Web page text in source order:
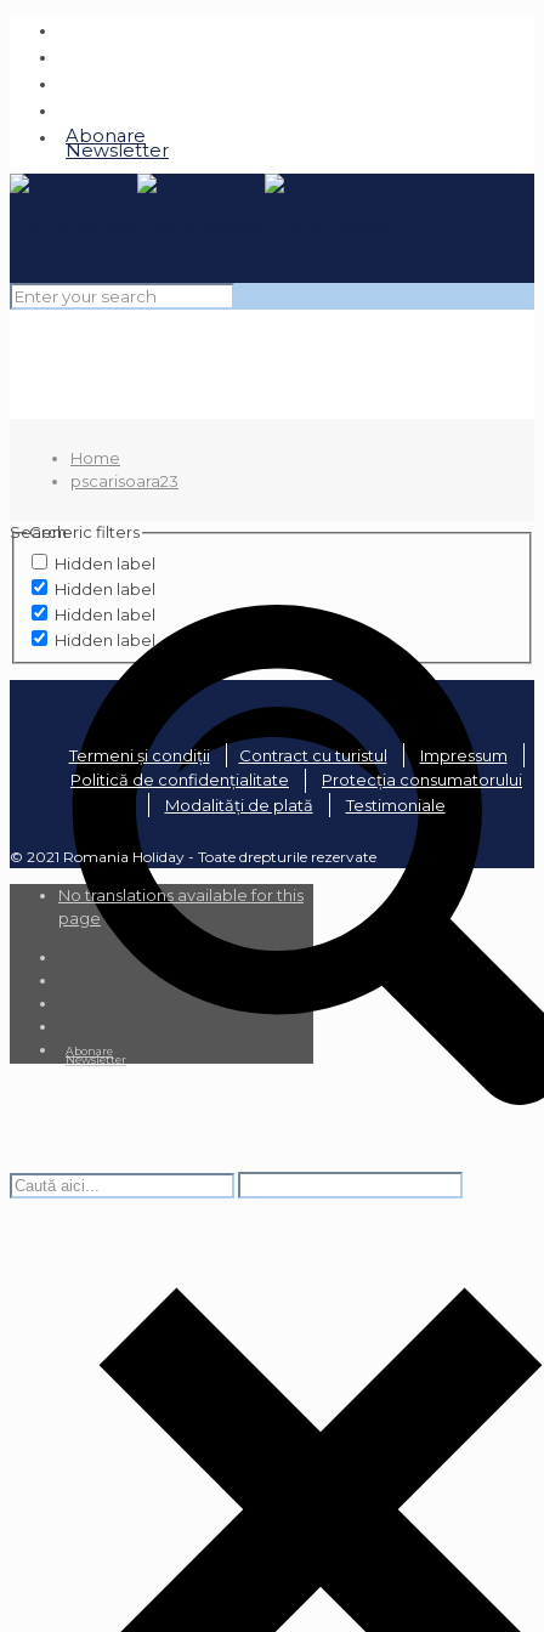
Abonare
Newsletter
Home
pscarisoara23
Search
Generic filters
Hidden label
Hidden label
Hidden label
Hidden label
Termeni și condiții Contract cu turistul
Impressum
Politică de confidențialitate
Protecția consumatorului
Modalități de plată
Testimoniale
© 2021 Romania Holiday - Toate drepturile rezervate
No translations available for this
page
Abonare
Newsletter